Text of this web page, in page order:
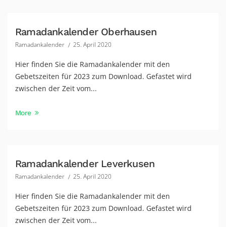
Ramadankalender Oberhausen
Ramadankalender 25. April 2020
Hier finden Sie die Ramadankalender mit den
Gebetszeiten für 2023 zum Download. Gefastet wird
zwischen der Zeit vom...
More
Ramadankalender Leverkusen
Ramadankalender 25. April 2020
Hier finden Sie die Ramadankalender mit den
Gebetszeiten für 2023 zum Download. Gefastet wird
zwischen der Zeit vom...